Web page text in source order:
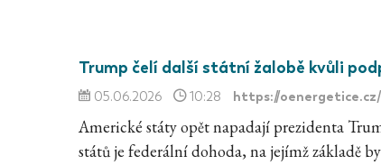
Trump čelí další státní žalobě kvůli
05.06.2026 10:28 https://oenergetice.cz/
Americké státy opět napadají prezidenta
států je federální dohoda, na jejímž základě